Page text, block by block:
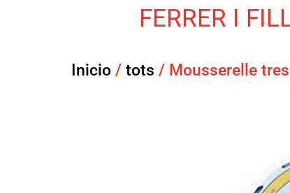
FERRER I
Inicio / tots / Mousserelle